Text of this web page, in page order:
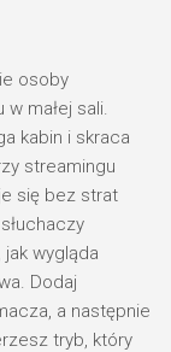
osoby
małej sali.
kabin i skraca
streamingu
się bez strat
wygląda
Dodaj
a następnie
tryb, który